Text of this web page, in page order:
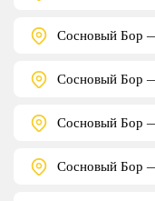
Сосновый Бор
Сосновый Бор
Сосновый Бор
Сосновый Бор